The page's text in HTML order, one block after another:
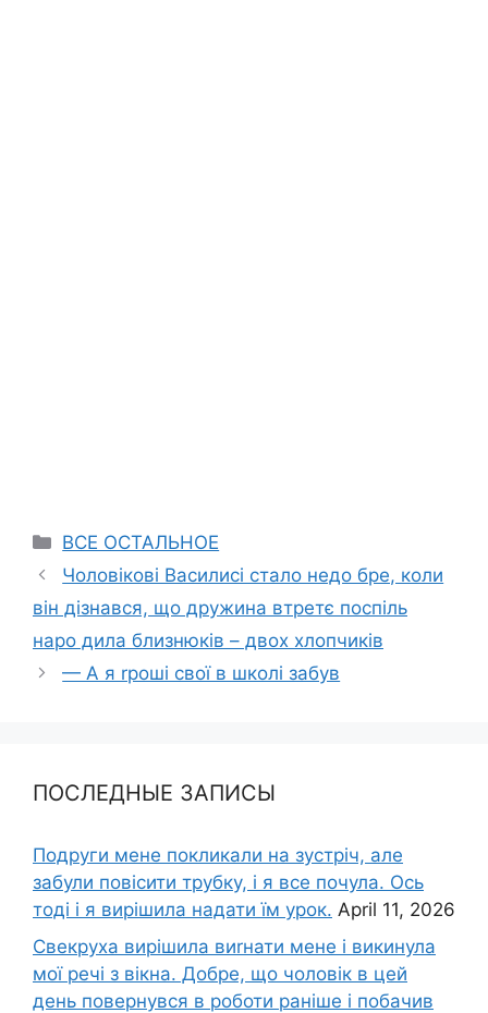
Categories
ВСЕ ОСТАЛЬНОЕ
Чоловікові Василисі стало недо бре, коли
він дізнався, що дружина втретє поспіль
наро дила близнюків – двох хлопчиків
— А я rроші свої в школі забув
ПОСЛЕДНЫЕ ЗАПИСЫ
Подруги мене покликали на зустріч, але
забули повісити трубку, і я все почула. Ось
тоді і я вирішила надати їм урок. April 11, 2026
Свекруха вирішила виrнати мене і викинула
мої речі з вікна. Добре, що чоловік в цей
день повернувся в роботи раніше і побачив